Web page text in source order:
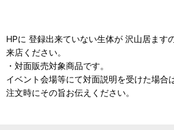
HPに 登録出来ていない生体が 沢山居ます
来店ください。
・対面販売対象商品です。
イベント会場等にて対面説明を受けた場合
注文時にその旨お伝えください。